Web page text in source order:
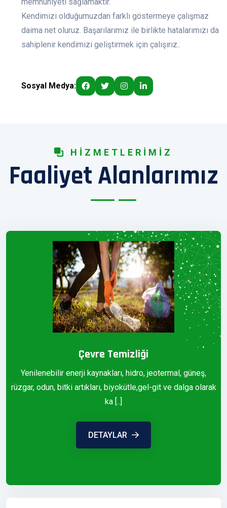
Kendimizi olduğumuzdan farklı göstermeye çalışmaz
daima net oluruz. Başarılarımız ile birlikte hatalarımızı da
sahiplenir kendimizi geliştirmek için çalışırız..
Sosyal Medya:
HIZMETLERIMIZ
Faaliyet Alanlarımız
Çevre Temizliği
Yenilenebilir enerji kaynakları, hidro, jeotermal, güneş,
rüzgar, odun, bitki artıkları, biyokütle,gel-git ve dalga olarak
ka [..]
DETAYLAR